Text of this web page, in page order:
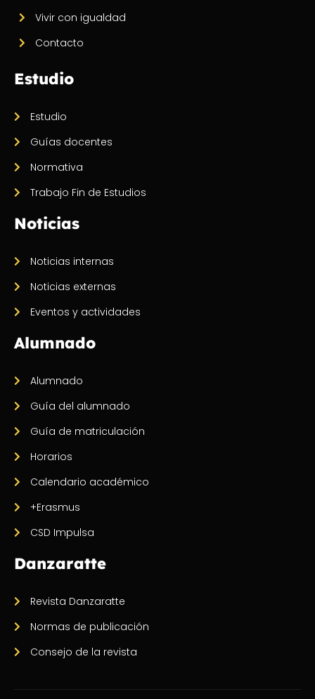
Vivir con igualdad
Contacto
Estudio
Estudio
Guías docentes
Normativa
Trabajo Fin de Estudios
Noticias
Noticias internas
Noticias externas
Eventos y actividades
Alumnado
Alumnado
Guía del alumnado
Guía de matriculación
Horarios
Calendario académico
+Erasmus
CSD Impulsa
Danzaratte
Revista Danzaratte
Normas de publicación
Consejo de la revista